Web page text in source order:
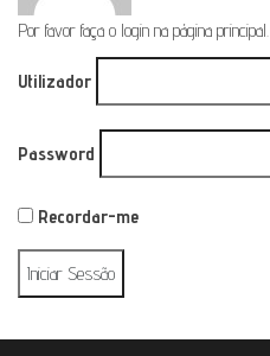
Por favor faça o login na página principal.
Utilizador
Password
Recordar-me